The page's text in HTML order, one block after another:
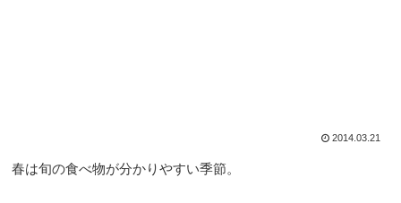
2014.03.21
春は旬の食べ物が分かりやすい季節。